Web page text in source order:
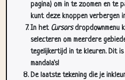
pagina) om in te zoomen en te
kunt deze knoppen verbergen
In het Cursorsdropdownmenu
selecteren om meerdere
tegelijkertijd in te kleuren. Dit
mandala's!
De laatste tekening die je